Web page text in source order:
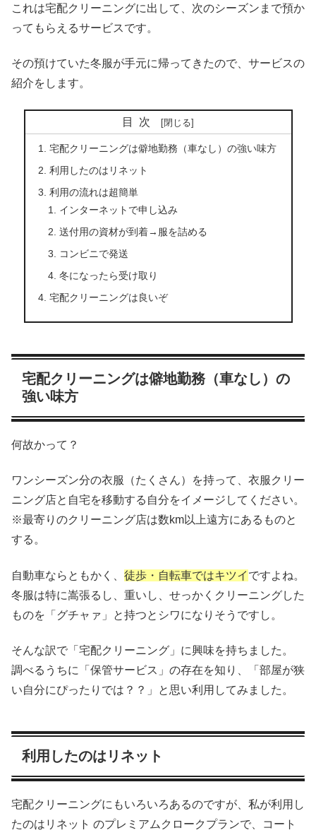
これは宅配クリーニングに出して、次のシーズンまで預か
ってもらえるサービスです。
その預けていた冬服が手元に帰ってきたので、サービスの
紹介をします。
目次
宅配クリーニングは僻地勤務（車なし）の強い味方
利用したのはリネット
利用の流れは超簡単
インターネットで申し込み
送付用の資材が到着→服を詰める
コンビニで発送
冬になったら受け取り
宅配クリーニングは良いぞ
宅配クリーニングは僻地勤務（車なし）の
強い味方
何故かって？
ワンシーズン分の衣服（たくさん）を持って、衣服クリー
ニング店と自宅を移動する自分をイメージしてください。
※最寄りのクリーニング店は数km以上遠方にあるものと
する。
自動車ならともかく、 徒歩・自転車ではキツイ ですよね。
冬服は特に嵩張るし、重いし、せっかくクリーニングした
ものを「グチャァ」と持つとシワになりそうですし。
そんな訳で「宅配クリーニング」に興味を持ちました。
調べるうちに「保管サービス」の存在を知り、「部屋が狭
い自分にぴったりでは？？」と思い利用してみました。
利用したのはリネット
宅配クリーニングにもいろいろあるのですが、私が利用し
たのはリネット のプレミアムクロークプランで、コート